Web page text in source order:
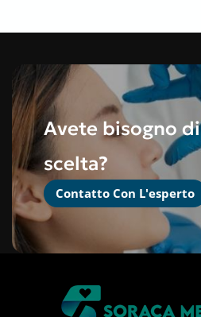
Avete bisogno
scelta?
Contatto Con L'esperto